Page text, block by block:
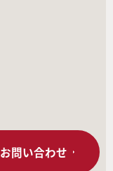
お問い合わせ